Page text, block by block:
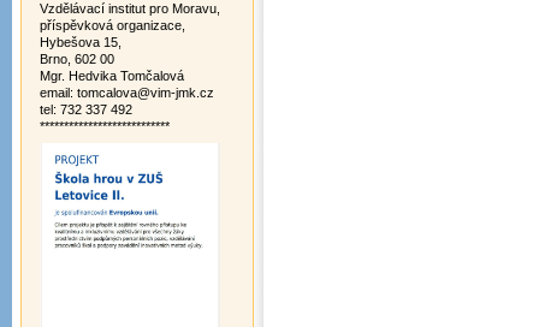
Vzdělávací institut pro Moravu,
příspěvková organizace,
Hybešova 15,
Brno, 602 00
Mgr. Hedvika Tomčalová
email: tomcalova@vim-jmk.cz
tel: 732 337 492
***************************